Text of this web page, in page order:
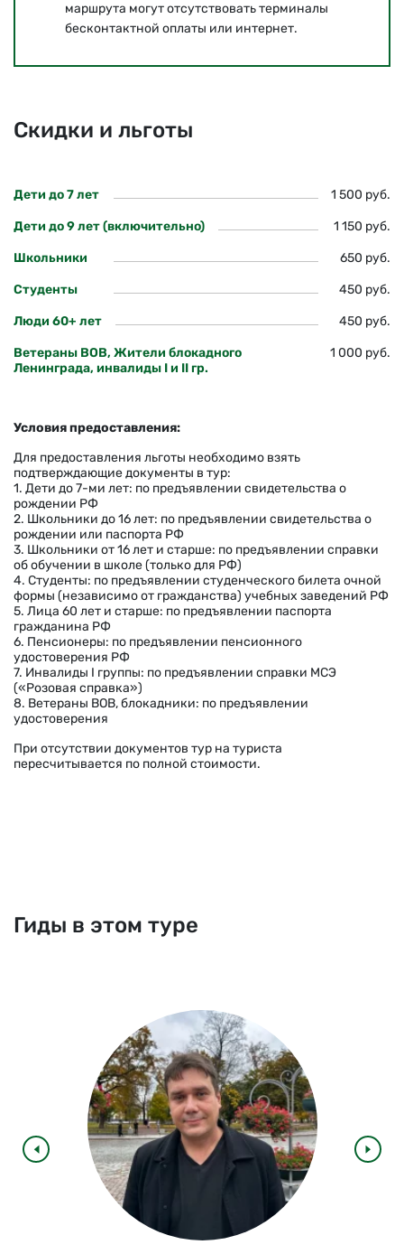
Гиды в этом туре
маршрута могут отсутствовать терминалы
бесконтактной оплаты или интернет.
Скидки и льготы
Дети до 7 лет 1 500 руб.
Дети до 9 лет (включительно) 1 150 руб.
Школьники 650 руб.
Студенты 450 руб.
Люди 60+ лет 450 руб.
Ветераны ВОВ, Жители блокадного
Ленинграда, инвалиды I и II гр.
1 000 руб.
Условия предоставления:
Для предоставления льготы необходимо взять
подтверждающие документы в тур:
1. Дети до 7-ми лет: по предъявлении свидетельства о
рождении РФ
2. Школьники до 16 лет: по предъявлении свидетельства о
рождении или паспорта РФ
3. Школьники от 16 лет и старше: по предъявлении справки
об обучении в школе (только для РФ)
4. Студенты: по предъявлении студенческого билета очной
формы (независимо от гражданства) учебных заведений РФ
5. Лица 60 лет и старше: по предъявлении паспорта
гражданина РФ
6. Пенсионеры: по предъявлении пенсионного
удостоверения РФ
7. Инвалиды I группы: по предъявлении справки МСЭ
(«Розовая справка»)
8. Ветераны ВОВ, блокадники: по предъявлении
удостоверения
При отсутствии документов тур на туриста
пересчитывается по полной стоимости.